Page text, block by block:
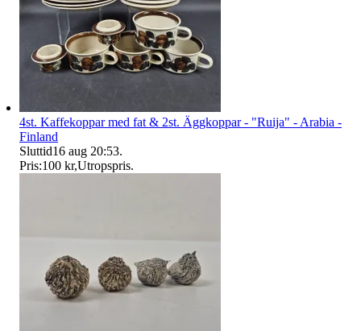
4st. Kaffekoppar med fat & 2st. Äggkoppar - "Ruija" - Arabia -
Finland
Sluttid16 aug 20:53.
Pris:100 kr,Utropspris.